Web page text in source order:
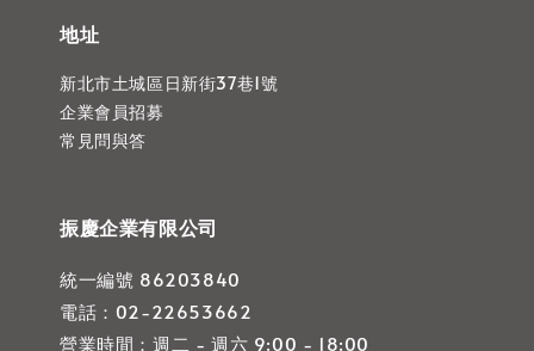
地址
新北市土城區日新街37巷1號
企業會員招募
常見問與答
振慶企業有限公司
統一編號 86203840
電話：02-22653662
營業時間：週二 - 週六 9:00 - 18:00